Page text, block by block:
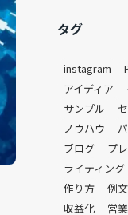
タグ
instagram
アイディア
サンプル
ノウハウ
ブログ
プ
ライティング
作り方
例文
収益化
営業